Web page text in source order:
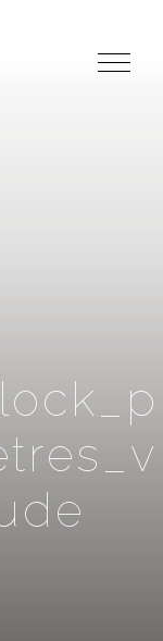
lock
p
tres
v
de